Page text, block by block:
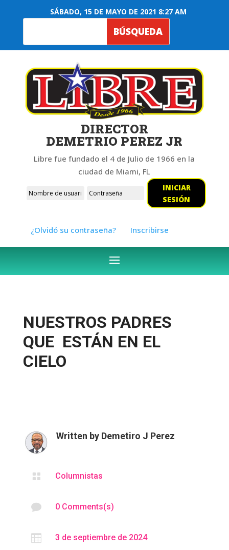
SÁBADO, 15 DE MAYO DE 2021 8:27 AM
DIRECTOR
DEMETRIO PEREZ JR
Libre fue fundado el 4 de Julio de 1966 en la
ciudad de Miami, FL
INICIAR
SESIÓN
¿Olvidó su contraseña? Inscribirse
NUESTROS PADRES
QUE ESTÁN EN EL
CIELO
Written by Demetiro J Perez
 Columnistas
 0 Comments(s)
 3 de septiembre de 2024